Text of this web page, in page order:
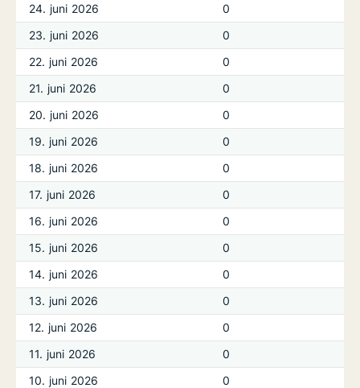
24. juni 2026
0
23. juni 2026
0
22. juni 2026
0
21. juni 2026
0
20. juni 2026
0
19. juni 2026
0
18. juni 2026
0
17. juni 2026
0
16. juni 2026
0
15. juni 2026
0
14. juni 2026
0
13. juni 2026
0
12. juni 2026
0
11. juni 2026
0
10. juni 2026
0